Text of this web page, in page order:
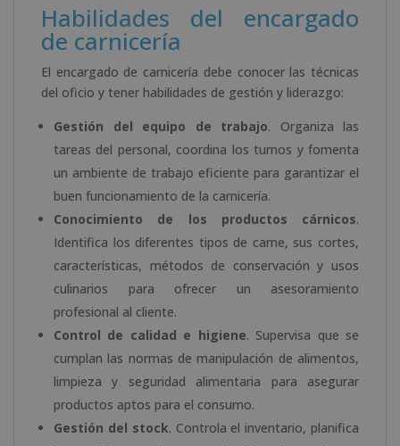
Habilidades del encargado
de carnicería
El encargado de carnicería debe conocer las técnicas
del oficio y tener habilidades de gestión y liderazgo:
Gestión del equipo de trabajo. Organiza las
tareas del personal, coordina los turnos y fomenta
un ambiente de trabajo eficiente para garantizar el
buen funcionamiento de la carnicería.
Conocimiento de los productos cárnicos.
Identifica los diferentes tipos de carne, sus cortes,
características, métodos de conservación y usos
culinarios para ofrecer un asesoramiento
profesional al cliente.
Control de calidad e higiene. Supervisa que se
cumplan las normas de manipulación de alimentos,
limpieza y seguridad alimentaria para asegurar
productos aptos para el consumo.
Gestión del stock. Controla el inventario, planifica